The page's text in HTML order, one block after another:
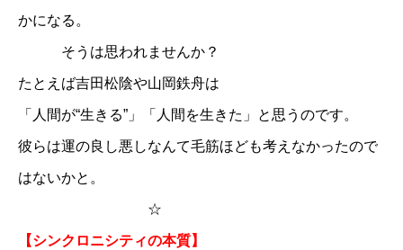
かになる。
そうは思われませんか？
たとえば吉田松陰や山岡鉄舟は
「人間が“生きる”」「人間を生きた」と思うのです。
彼らは運の良し悪しなんて毛筋ほども考えなかったので
はないかと。
☆
【シンクロニシティの本質】